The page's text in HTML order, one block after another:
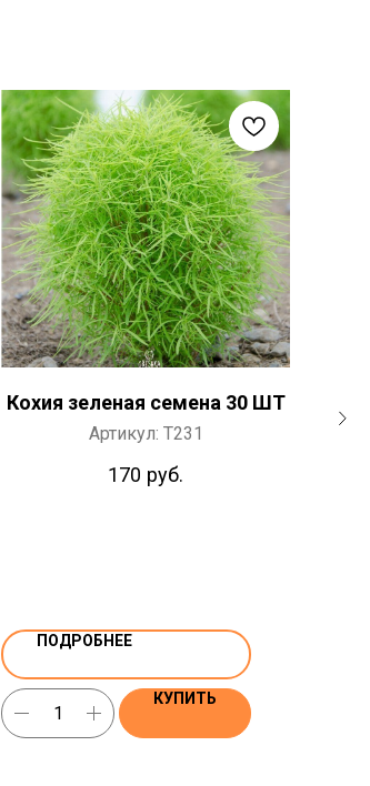
Кохия зеленая семена 30 ШТ
Артикул: T231
170 руб.
ПОДРОБНЕЕ
КУПИТЬ